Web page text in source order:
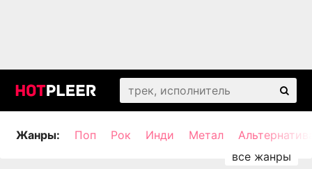
Жанры: Поп Рок Инди Метал